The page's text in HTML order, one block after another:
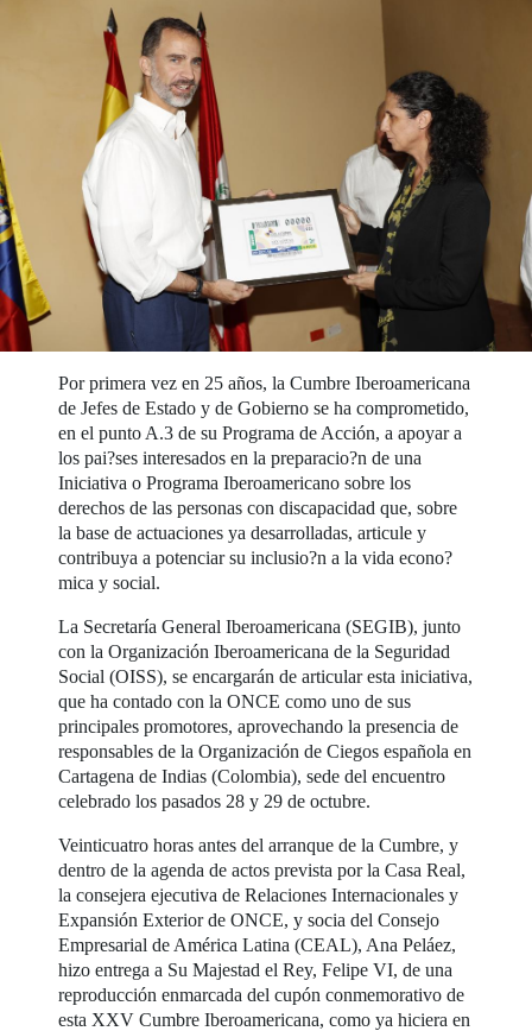
Por primera vez en 25 años, la Cumbre Iberoamericana
de Jefes de Estado y de Gobierno se ha comprometido,
en el punto A.3 de su Programa de Acción, a apoyar a
los pai?ses interesados en la preparacio?n de una
Iniciativa o Programa Iberoamericano sobre los
derechos de las personas con discapacidad que, sobre
la base de actuaciones ya desarrolladas, articule y
contribuya a potenciar su inclusio?n a la vida econo?
mica y social.
La Secretaría General Iberoamericana (SEGIB), junto
con la Organización Iberoamericana de la Seguridad
Social (OISS), se encargarán de articular esta iniciativa,
que ha contado con la ONCE como uno de sus
principales promotores, aprovechando la presencia de
responsables de la Organización de Ciegos española en
Cartagena de Indias (Colombia), sede del encuentro
celebrado los pasados 28 y 29 de octubre.
Veinticuatro horas antes del arranque de la Cumbre, y
dentro de la agenda de actos prevista por la Casa Real,
la consejera ejecutiva de Relaciones Internacionales y
Expansión Exterior de ONCE, y socia del Consejo
Empresarial de América Latina (CEAL), Ana Peláez,
hizo entrega a Su Majestad el Rey, Felipe VI, de una
reproducción enmarcada del cupón conmemorativo de
esta XXV Cumbre Iberoamericana, como ya hiciera en